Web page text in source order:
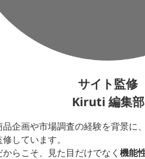
サイト監修
Kiruti 編集部
企画や市場調査の経験を背景に、
しています。
らこそ、見た目だけでなく 機能